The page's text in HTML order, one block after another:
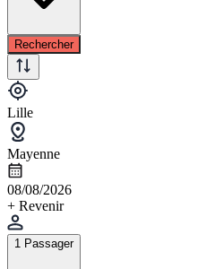
Rechercher
Lille
Mayenne
08/08/2026
+ Revenir
1 Passager